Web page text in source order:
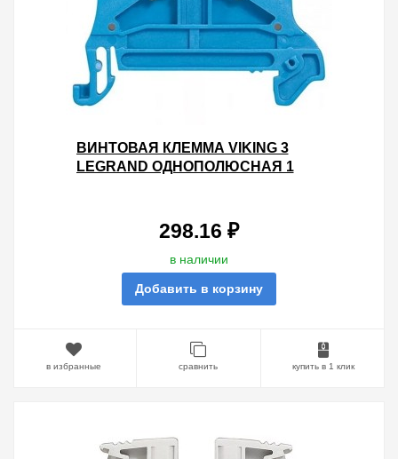
ВИНТОВАЯ КЛЕММА VIKING 3
LEGRAND ОДНОПОЛЮСНАЯ 1
298.16 ₽
в наличии
Добавить в корзину
в избранные сравнить купить в 1 клик